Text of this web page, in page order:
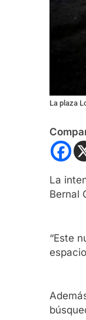
La plaza
La
Bernal
“Este